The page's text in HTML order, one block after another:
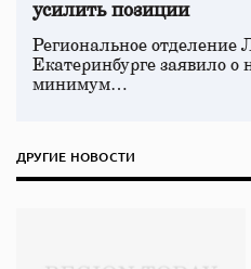
усилить позиции
Региональное
Екатеринбурге заявило о
минимум…
ДРУГИЕ НОВОСТИ